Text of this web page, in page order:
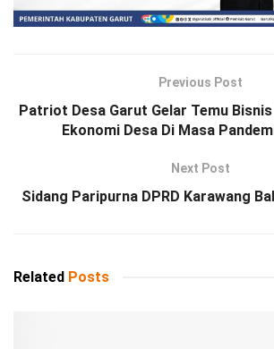
Previous Post
Patriot Desa Garut Gelar Temu
Ekonomi Desa Di Masa
Next Post
Sidang Paripurna DPRD Karawang
Related Posts